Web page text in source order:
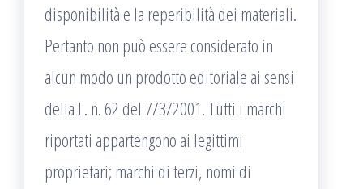
disponibilità e la reperibilità dei materiali.
Pertanto non può essere considerato in
alcun modo un prodotto editoriale ai sensi
della L. n. 62 del 7/3/2001. Tutti i marchi
riportati appartengono ai legittimi
proprietari; marchi di terzi, nomi di